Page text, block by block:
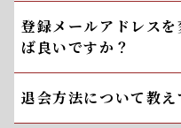
登録メールアドレス
ば良いですか？
退会方法について教え